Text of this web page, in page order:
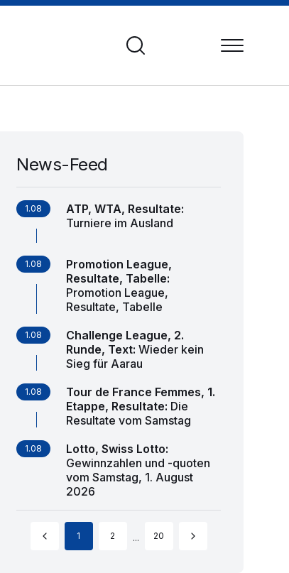
News-Feed
1.08 ATP, WTA, Resultate:
Turniere im Ausland
1.08
Promotion League,
Resultate, Tabelle:
Promotion League,
Resultate, Tabelle
1.08
Challenge League, 2.
Runde, Text: Wieder kein
Sieg für Aarau
1.08
Tour de France Femmes, 1.
Etappe, Resultate: Die
Resultate vom Samstag
1.08 Lotto, Swiss Lotto:
Gewinnzahlen und -quoten
vom Samstag, 1. August
2026
1 2 ... 20